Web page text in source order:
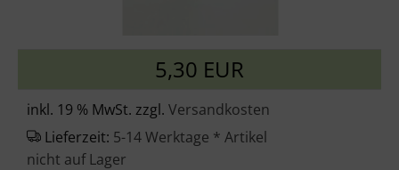
5,30 EUR
inkl. 19 % MwSt. zzgl. Versandkosten
Lieferzeit: 5-14 Werktage * Artikel
nicht auf Lager